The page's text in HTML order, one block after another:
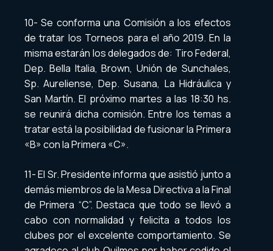
10- Se conforma una Comisión a los efectos
de tratar los Torneos para el año 2019. En la
misma estarán los delegados de: Tiro Federal,
Dep. Bella Italia, Brown, Unión de Sunchales,
Sp. Aureliense, Dep. Susana, La Hidráulica y
San Martín. El próximo martes a las 18:30 hs.
se reunirá dicha comisión. Entre los temas a
tratar está la posibilidad de fusionar la Primera
«B» con la Primera «C».
11- El Sr. Presidente informa que asistió junto a
demás miembros de la Mesa Directiva a la Final
de Primera “C”. Destaca que todo se llevó a
cabo con normalidad y felicita a todos los
clubes por el excelente comportamiento. Se